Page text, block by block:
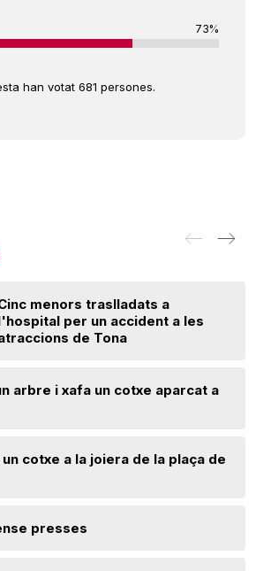
73%
han votat 681 persones.
menors traslladats a
per un accident a les
de Tona
arbre i xafa un cotxe aparcat a
cotxe a la joiera de la plaça de
presses